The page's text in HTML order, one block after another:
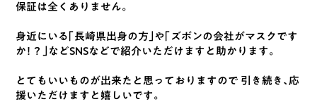
保証は全くありません。
身近にいる「長崎県出身の方」や「ズボンの会社がマスクです
か！？」などSNSなどで紹介いただけますと助かります。
とてもいいものが出来たと思っておりますので 引き続き、応
援いただけますと嬉しいです。